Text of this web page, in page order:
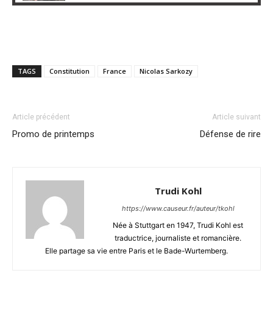
TAGS Constitution France Nicolas Sarkozy
Article précédent
Promo de printemps
Article suivant
Défense de rire
Trudi Kohl
https://www.causeur.fr/auteur/tkohl
Née à Stuttgart en 1947, Trudi Kohl est
traductrice, journaliste et romancière.
Elle partage sa vie entre Paris et le Bade-Wurtemberg.